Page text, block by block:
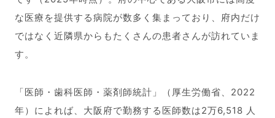
な医療を提供する病院が数多く集まっており、府内だけ
ではなく近隣県からもたくさんの患者さんが訪れていま
す。
「医師・歯科医師・薬剤師統計」（厚生労働省、2022
年）によれば、大阪府で勤務する医師数は2万6,518 人